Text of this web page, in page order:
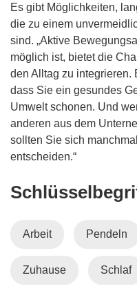
Es gibt Möglichkeiten,
die zu einem
sind. „Aktive
möglich ist, bietet die
den Alltag zu integrieren.
dass Sie ein gesundes
Umwelt schonen. Und
anderen aus dem
sollten Sie sich
entscheiden.“
Arbeit Pendeln
Zuhause Schlaf